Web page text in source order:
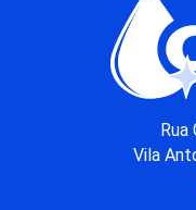
Rua
Vila